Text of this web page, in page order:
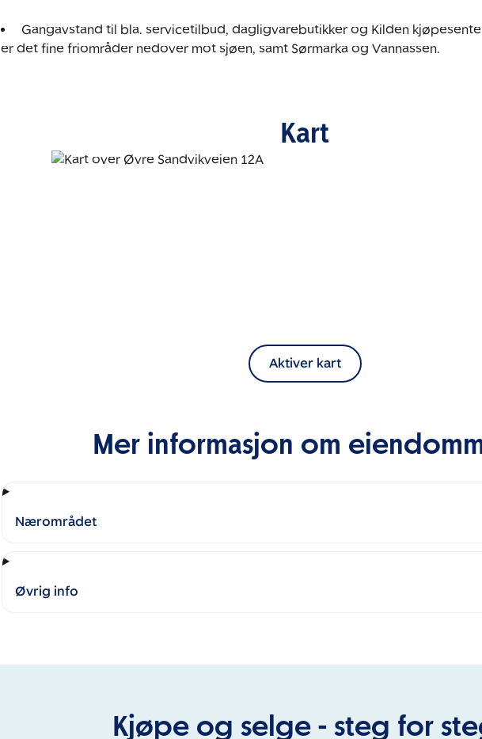
Gangavstand til bla. servicetilbud, dagligvarebutikker og Kilden
er det fine friområder nedover mot sjøen, samt Sørmarka og Vannassen.
Kart
Aktiver kart
Mer informasjon om
Nærområdet
Øvrig info
Kjøpe og selge - steg for